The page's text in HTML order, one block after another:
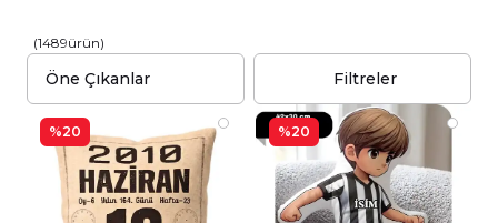
(1489ürün)
Filtreler
%20 %20